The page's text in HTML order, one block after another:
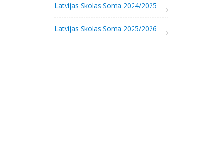
Latvijas Skolas Soma 2024/2025
Latvijas Skolas Soma 2025/2026